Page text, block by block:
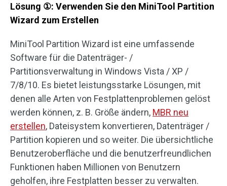
Lösung ①: Verwenden Sie den MiniTool Partition
Wizard zum Erstellen
MiniTool Partition Wizard ist eine umfassende
Software für die Datenträger- /
Partitionsverwaltung in Windows Vista / XP /
7/8/10. Es bietet leistungsstarke Lösungen, mit
denen alle Arten von Festplattenproblemen gelöst
werden können, z. B. Größe ändern, MBR neu
erstellen, Dateisystem konvertieren, Datenträger /
Partition kopieren und so weiter. Die übersichtliche
Benutzeroberfläche und die benutzerfreundlichen
Funktionen haben Millionen von Benutzern
geholfen, ihre Festplatten besser zu verwalten.